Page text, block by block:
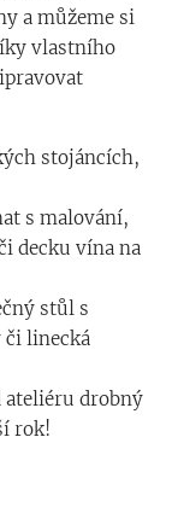
a můžeme si
vlastního
stojáncích,
s malování,
decku vína na
stůl s
či linecká
ateliéru drobný
rok!